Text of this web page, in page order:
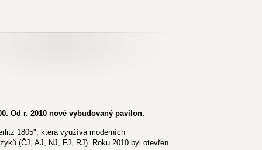
Od r. 2010 nově vybudovaný pavilon.
1805", která využívá moderních
(ČJ, AJ, NJ, FJ, RJ). Roku 2010 byl otevřen